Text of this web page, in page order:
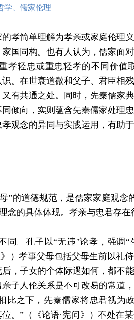
学、儒家伦理
孝简单理解为孝亲或家庭伦理
国同构。也有人认为，儒家面
孝轻忠或重忠轻孝的不同价值
。在世衰道微和父子、君臣相
有共通之处。同时，先秦儒家
倾向，实则蕴含先秦儒家处理
观念的异同与实践运用，有助
”的道德规范，是儒家家庭观念
念的具体体现。孝亲与忠君存在
同。孔子以“无违”论孝，强调
）孝事父母包括父母生前以礼
，子女的个体际遇如何，都不
子人伦关系是不可改易的常道
比之下，先秦儒家将忠君视为
。”（《论语·宪问》）不处在